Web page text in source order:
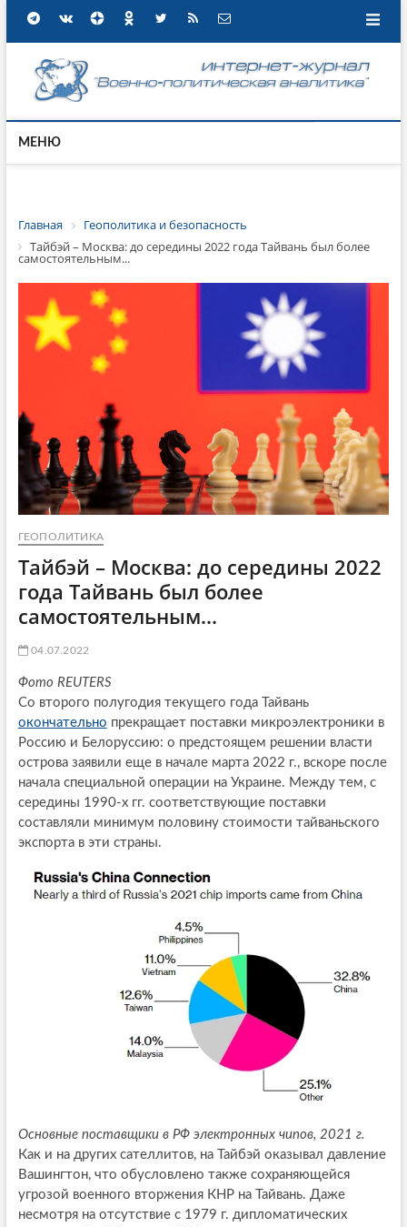
МЕНЮ
Главная
Геополитика и безопасность
Тайбэй – Москва: до середины 2022 года Тайвань был более
самостоятельным...
ГЕОПОЛИТИКА
Тайбэй – Москва: до середины 2022
года Тайвань был более
самостоятельным...
04.07.2022
Фото REUTERS
Со второго полугодия текущего года Тайвань
окончательно прекращает поставки микроэлектроники в
Россию и Белоруссию: о предстоящем решении власти
острова заявили еще в начале марта 2022 г., вскоре после
начала специальной операции на Украине. Между тем, с
середины 1990-х гг. соответствующие поставки
составляли минимум половину стоимости тайваньского
экспорта в эти страны.
Основные поставщики в РФ электронных чипов, 2021 г.
Как и на других сателлитов, на Тайбэй оказывал давление
Вашингтон, что обусловлено также сохраняющейся
угрозой военного вторжения КНР на Тайвань. Даже
несмотря на отсутствие с 1979 г. дипломатических